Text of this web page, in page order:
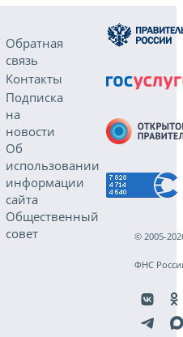
Обратная
связь
Контакты
Подписка
на
новости
Об
использовании
информации
сайта
Общественный
совет
© 2005-
ФНС